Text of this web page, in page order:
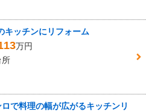
キッチンにリフォーム
万円
所
で料理の幅が広がるキッチンリ